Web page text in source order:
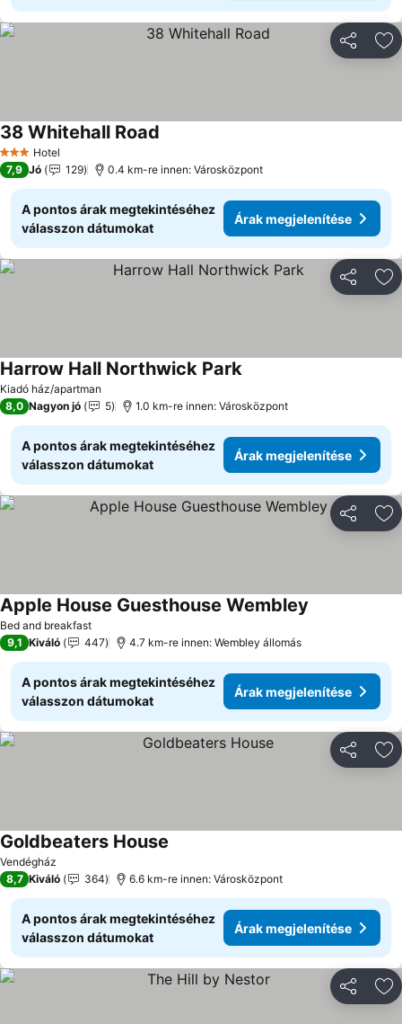
3 Kategória
Hotel
38 Whitehall Road
7,9 Jó 129 0.4 km-re innen: Városközpont
A pontos árak megtekintéséhez
válasszon dátumokat
Árak megjelenítése
Kiadó ház/apartman
Harrow Hall Northwick ParkÁrak megjelenítése
8,0 Nagyon jó 5 1.0 km-re innen: Városközpont
A pontos árak megtekintéséhez
válasszon dátumokat
Árak megjelenítése
Bed and breakfast
Apple House Guesthouse Wembley
9,1 Kiváló 447 4.7 km-re innen: Wembley állomás
A pontos árak megtekintéséhez
válasszon dátumokat
Árak megjelenítése
Vendégház
Goldbeaters House
8,7 Kiváló 364 6.6 km-re innen: Városközpont
A pontos árak megtekintéséhez
válasszon dátumokat
Árak megjelenítése